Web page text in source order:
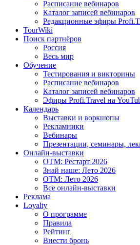
Расписание вебинаров
Каталог записей вебинаров
Редакционные эфиры
TourWiki
Поиск партнёров
Россия
Весь мир
Обучение
Тестирования и викторины
Расписание вебинаров
Каталог записей вебинаров
Эфиры Profi.Travel на
Календарь
Выставки и воркшопы
Рекламники
Вебинары
Презентации, семинары,
Онлайн-выставки
OTM: Рестарт 2026
Знай наше: Лето 2026
OTM: Лето 2026
Все онлайн-выставки
Реклама
Loyalty
О программе
Правила
Рейтинг
Внести бронь